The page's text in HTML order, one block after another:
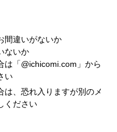
間違いがないか
ないか
は「@ichicomi.com」から
い
は、恐れ入りますが別のメ
ください